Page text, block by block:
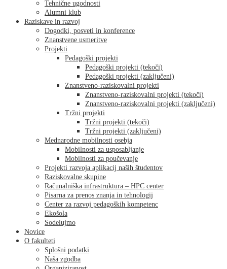
Tehnične ugodnosti
Alumni klub
Raziskave in razvoj
Dogodki, posveti in konference
Znanstvene usmeritve
Projekti
Pedagoški projekti
Pedagoški projekti (tekoči)
Pedagoški projekti (zaključeni)
Znanstveno-raziskovalni projekti
Znanstveno-raziskovalni projekti (tekoči)
Znanstveno-raziskovalni projekti (zaključeni)
Tržni projekti
Tržni projekti (tekoči)
Tržni projekti (zaključeni)
Mednarodne mobilnosti osebja
Mobilnosti za usposabljanje
Mobilnosti za poučevanje
Projekti razvoja aplikacij naših študentov
Raziskovalne skupine
Računalniška infrastruktura – HPC center
Pisarna za prenos znanja in tehnologij
Center za razvoj pedagoških kompetenc
Ekošola
Sodelujmo
Novice
O fakulteti
Splošni podatki
Naša zgodba